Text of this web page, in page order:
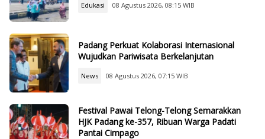
Edukasi 08 Agustus 2026, 08:15 WIB
Padang Perkuat Kolaborasi Internasional
Wujudkan Pariwisata Berkelanjutan
News 08 Agustus 2026, 07:15 WIB
Festival Pawai Telong-Telong Semarakkan
HJK Padang ke-357, Ribuan Warga Padati
Pantai Cimpago